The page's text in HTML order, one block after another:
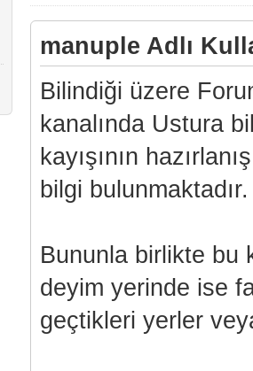
manuple Adlı
Bilindiği üzere
kanalında Ustura
kayışının
bilgi bulunmaktadır.
Bununla birlikte bu
deyim yerinde ise
geçtikleri yerler